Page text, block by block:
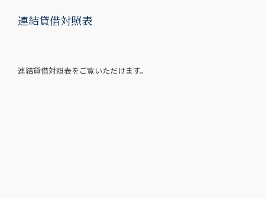
連結貸借対照表
連結貸借対照表をご覧いただけます。